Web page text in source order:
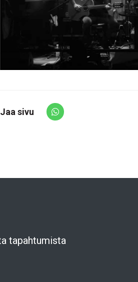
Jaa sivu
Share via Whatsapp
tapahtumista